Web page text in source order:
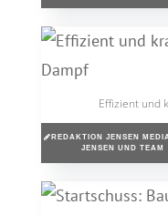
Effizient und
REDAKTION JENSEN
JENSEN UND TEAM